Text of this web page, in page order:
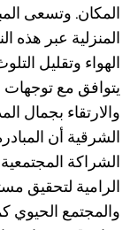
المكان. وتسعى
المنزلية عبر هذه
الهواء وتقليل
يتوافق مع توجهات
والارتقاء بجمال
الشرقية أن
الشراكة المجتمعية
الرامية لتحقيق
والمجتمع الحيوي